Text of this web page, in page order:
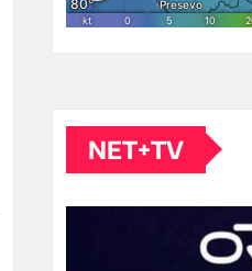
NET+TV